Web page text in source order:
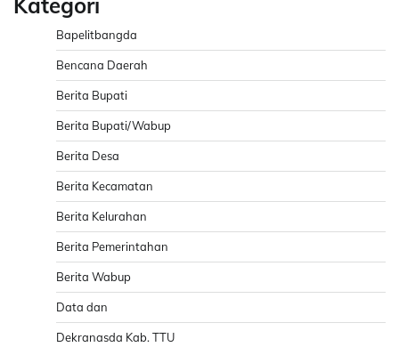
Bapelitbangda
Bencana Daerah
Berita Bupati
Berita Bupati/Wabup
Berita Desa
Berita Kecamatan
Berita Kelurahan
Berita Pemerintahan
Berita Wabup
Data dan
Dekranasda Kab. TTU